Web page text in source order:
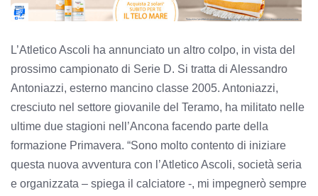
L’Atletico Ascoli ha annunciato un altro colpo, in vista del
prossimo campionato di Serie D. Si tratta di Alessandro
Antoniazzi, esterno mancino classe 2005. Antoniazzi,
cresciuto nel settore giovanile del Teramo, ha militato nelle
ultime due stagioni nell’Ancona facendo parte della
formazione Primavera. “Sono molto contento di iniziare
questa nuova avventura con l’Atletico Ascoli, società seria
e organizzata – spiega il calciatore -, mi impegnerò sempre